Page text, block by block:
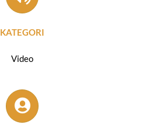
KATEGORI
Video